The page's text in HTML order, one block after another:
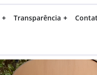
Transparência